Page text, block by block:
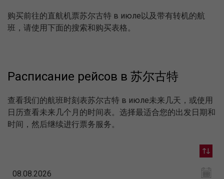
购买前往的直航机票苏尔古特 в июле以及带有转机的航
班，请使用下面的搜索和购买表格。
Расписание рейсов в 苏尔古特
查看我们的航班时刻表苏尔古特 в июле未来几天，或使用
日历查看未来几个月的时间表。选择最适合您的出发日期和
时间，然后继续进行票务服务。